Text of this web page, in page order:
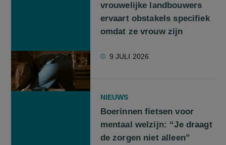
vrouwelijke landbouwers
ervaart obstakels specifiek
omdat ze vrouw zijn
9 JULI 2026
NIEUWS
Boerinnen fietsen voor
mentaal welzijn: “Je draagt
de zorgen niet alleen”